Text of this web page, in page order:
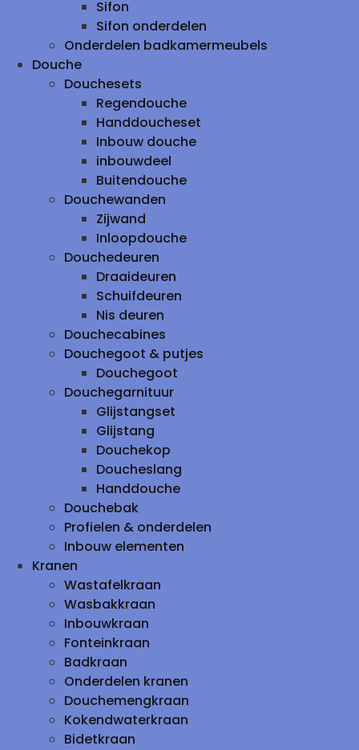
Sifon
Sifon onderdelen
Onderdelen badkamermeubels
Douche
Douchesets
Regendouche
Handdoucheset
Inbouw douche
inbouwdeel
Buitendouche
Douchewanden
Zijwand
Inloopdouche
Douchedeuren
Draaideuren
Schuifdeuren
Nis deuren
Douchecabines
Douchegoot & putjes
Douchegoot
Douchegarnituur
Glijstangset
Glijstang
Douchekop
Doucheslang
Handdouche
Douchebak
Profielen & onderdelen
Inbouw elementen
Kranen
Wastafelkraan
Wasbakkraan
Inbouwkraan
Fonteinkraan
Badkraan
Onderdelen kranen
Douchemengkraan
Kokendwaterkraan
Bidetkraan